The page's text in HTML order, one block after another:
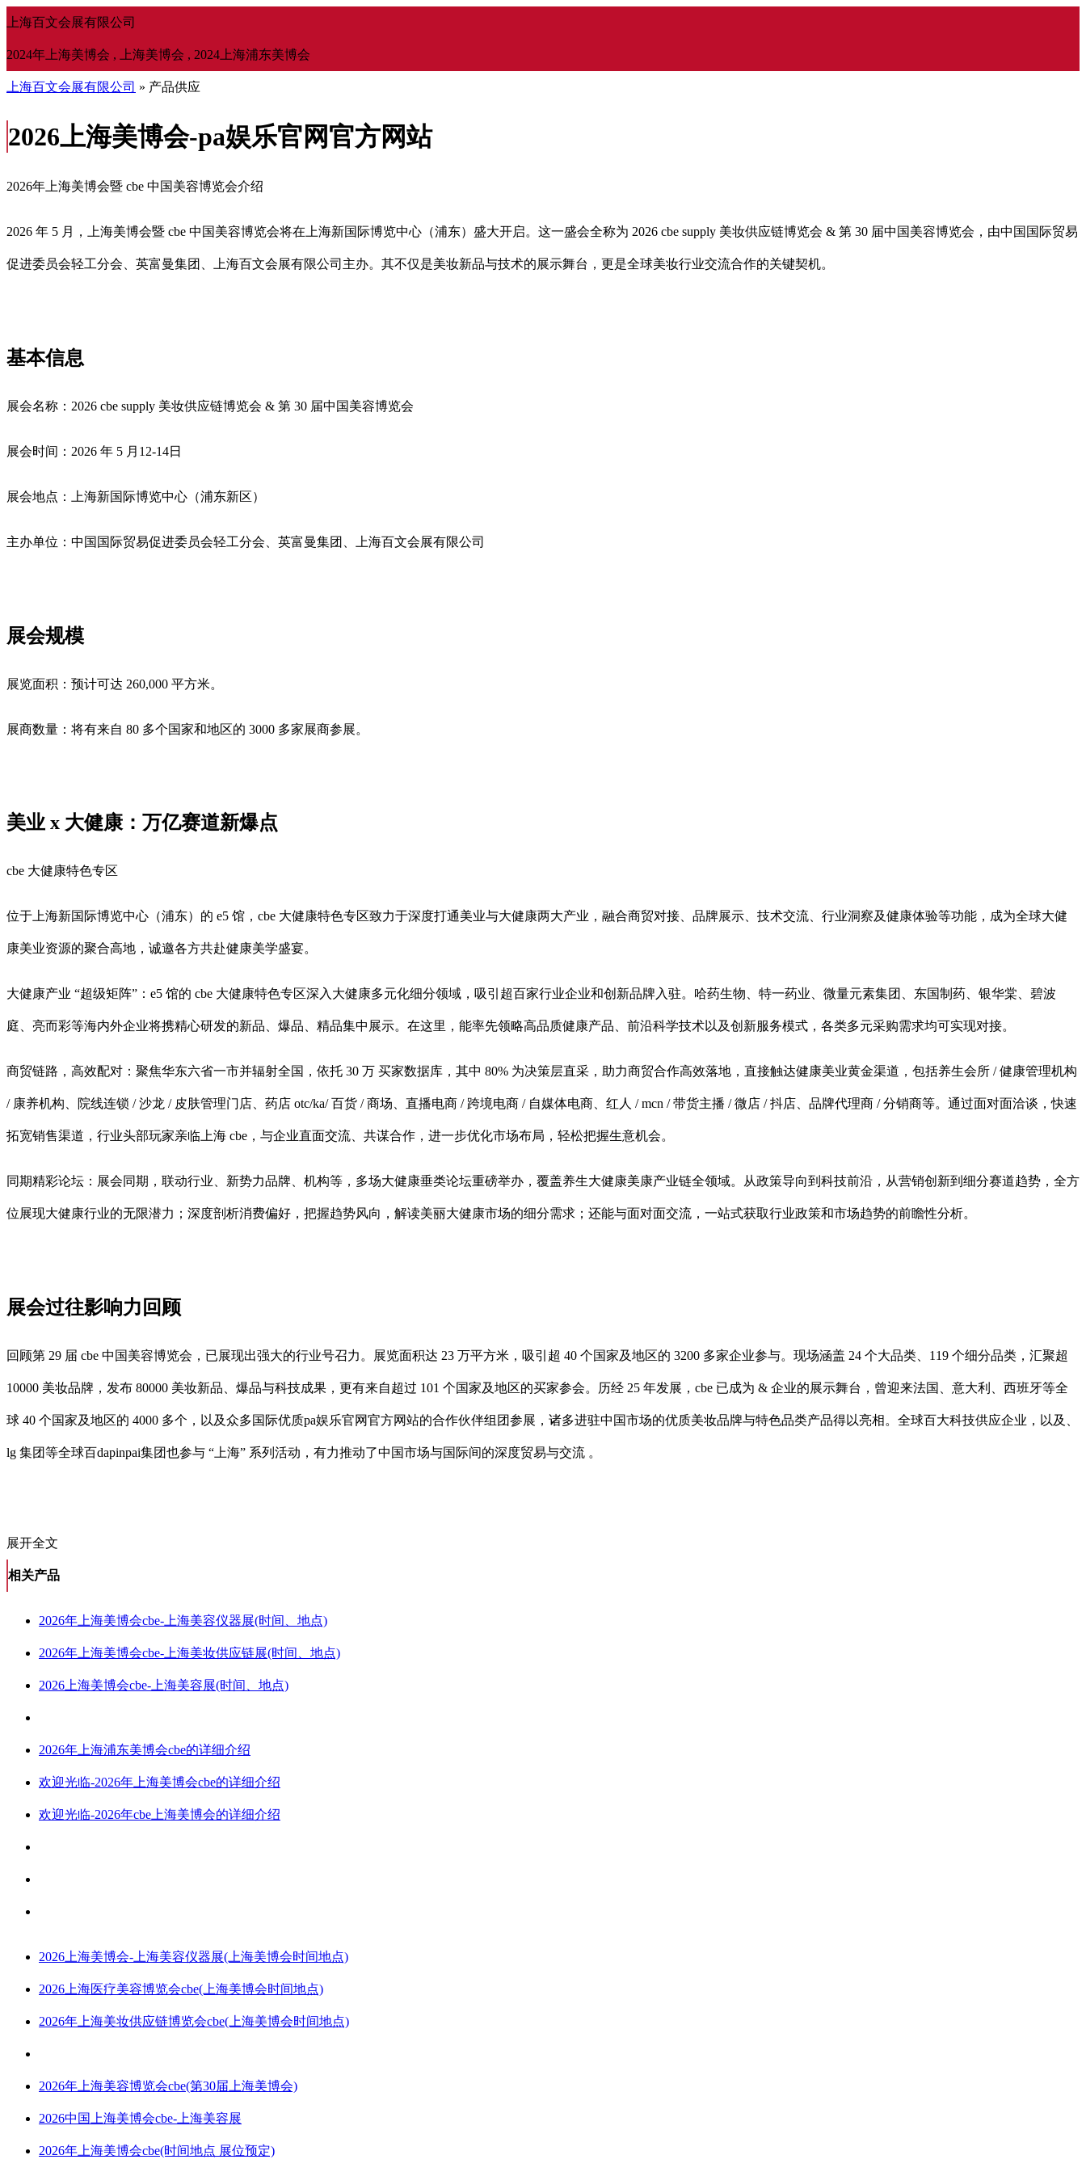
上海百文会展有限公司
2024年上海美博会 , 上海美博会 , 2024上海浦东美博会
上海百文会展有限公司 » 产品供应
2026上海美博会-pa娱乐官网官方网站
2026年上海美博会暨 cbe 中国美容博览会介绍
2026 年 5 月，上海美博会暨 cbe 中国美容博览会将在上海新国际博览中心（浦东）盛大开启。这一盛会全称为 2026 cbe supply 美妆供应链博览会 & 第 30 届中国美容博览会，由中国国际贸易
促进委员会轻工分会、英富曼集团、上海百文会展有限公司主办。其不仅是美妆新品与技术的展示舞台，更是全球美妆行业交流合作的关键契机。
基本信息
展会名称：2026 cbe supply 美妆供应链博览会 & 第 30 届中国美容博览会
展会时间：2026 年 5 月12-14日
展会地点：上海新国际博览中心（浦东新区）
主办单位：中国国际贸易促进委员会轻工分会、英富曼集团、上海百文会展有限公司
展会规模
展览面积：预计可达 260,000 平方米。
展商数量：将有来自 80 多个国家和地区的 3000 多家展商参展。
美业 x 大健康：万亿赛道新爆点
cbe 大健康特色专区
位于上海新国际博览中心（浦东）的 e5 馆，cbe 大健康特色专区致力于深度打通美业与大健康两大产业，融合商贸对接、品牌展示、技术交流、行业洞察及健康体验等功能，成为全球大健
康美业资源的聚合高地，诚邀各方共赴健康美学盛宴。
大健康产业 “超级矩阵”：e5 馆的 cbe 大健康特色专区深入大健康多元化细分领域，吸引超百家行业企业和创新品牌入驻。哈药生物、特一药业、微量元素集团、东国制药、银华棠、碧波
庭、亮而彩等海内外企业将携精心研发的新品、爆品、精品集中展示。在这里，能率先领略高品质健康产品、前沿科学技术以及创新服务模式，各类多元采购需求均可实现对接。
商贸链路，高效配对：聚焦华东六省一市并辐射全国，依托 30 万 买家数据库，其中 80% 为决策层直采，助力商贸合作高效落地，直接触达健康美业黄金渠道，包括养生会所 / 健康管理机构
/ 康养机构、院线连锁 / 沙龙 / 皮肤管理门店、药店 otc/ka/ 百货 / 商场、直播电商 / 跨境电商 / 自媒体电商、红人 / mcn / 带货主播 / 微店 / 抖店、品牌代理商 / 分销商等。通过面对面洽谈，快速
拓宽销售渠道，行业头部玩家亲临上海 cbe，与企业直面交流、共谋合作，进一步优化市场布局，轻松把握生意机会。
同期精彩论坛：展会同期，联动行业、新势力品牌、机构等，多场大健康垂类论坛重磅举办，覆盖养生大健康美康产业链全领域。从政策导向到科技前沿，从营销创新到细分赛道趋势，全方
位展现大健康行业的无限潜力；深度剖析消费偏好，把握趋势风向，解读美丽大健康市场的细分需求；还能与面对面交流，一站式获取行业政策和市场趋势的前瞻性分析。
展会过往影响力回顾
回顾第 29 届 cbe 中国美容博览会，已展现出强大的行业号召力。展览面积达 23 万平方米，吸引超 40 个国家及地区的 3200 多家企业参与。现场涵盖 24 个大品类、119 个细分品类，汇聚超
10000 美妆品牌，发布 80000 美妆新品、爆品与科技成果，更有来自超过 101 个国家及地区的买家参会。历经 25 年发展，cbe 已成为 & 企业的展示舞台，曾迎来法国、意大利、西班牙等全
球 40 个国家及地区的 4000 多个，以及众多国际优质pa娱乐官网官方网站的合作伙伴组团参展，诸多进驻中国市场的优质美妆品牌与特色品类产品得以亮相。全球百大科技供应企业，以及、
lg 集团等全球百dapinpai集团也参与 “上海” 系列活动，有力推动了中国市场与国际间的深度贸易与交流 。
展开全文
相关产品
2026年上海美博会cbe-上海美容仪器展(时间、地点)
2026年上海美博会cbe-上海美妆供应链展(时间、地点)
2026上海美博会cbe-上海美容展(时间、地点)
2026年上海浦东美博会cbe的详细介绍
欢迎光临-2026年上海美博会cbe的详细介绍
欢迎光临-2026年cbe上海美博会的详细介绍
2026上海美博会-上海美容仪器展(上海美博会时间地点)
2026上海医疗美容博览会cbe(上海美博会时间地点)
2026年上海美妆供应链博览会cbe(上海美博会时间地点)
2026年上海美容博览会cbe(第30届上海美博会)
2026中国上海美博会cbe-上海美容展
2026年上海美博会cbe(时间地点 展位预定)